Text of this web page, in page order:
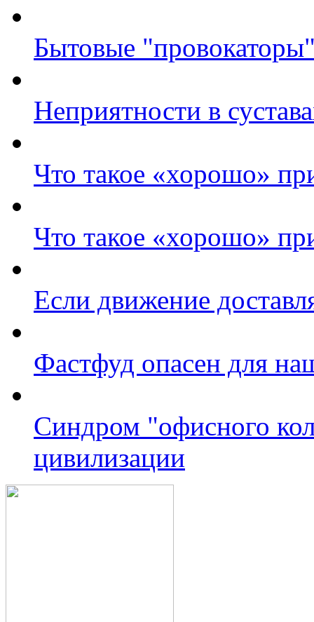
Бытовые
Неприятности в
Что такое «хорошо»
Что такое «хорошо»
Если движение
Фастфуд опасен для
Синдром "офисного
цивилизации